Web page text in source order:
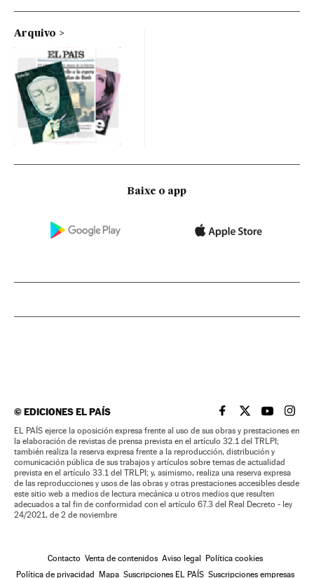
Arquivo
Baixe o app
©EDICIONES EL PAÍS EL PAÍS BRASIL EN
EL PAÍSEL PAÍS
EL
EL PAÍS ejerce la oposición expresa frente al uso de sus obras y prestaciones en
la elaboración de revistas de prensa prevista en el artículo 32.1 del TRLPI;
también realiza la reserva expresa frente a la reproducción, distribución y
comunicación pública de sus trabajos y artículos sobre temas de actualidad
prevista en el artículo 33.1 del TRLPI; y, asimismo, realiza una reserva expresa
de las reproducciones y usos de las obras y otras prestaciones accesibles desde
este sitio web a medios de lectura mecánica u otros medios que resulten
adecuados a tal fin de conformidad con el artículo 67.3 del Real Decreto - ley
24/2021, de 2 de noviembre
Contacto Venta de contenidos Aviso legal Política cookies
Política de privacidad Mapa Suscripciones EL PAÍS Suscripciones empresas